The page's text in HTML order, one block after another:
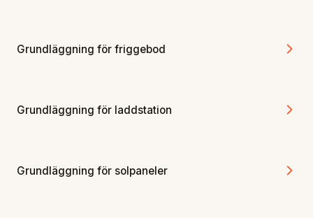
Grundläggning för friggebod
Grundläggning för laddstation
Grundläggning för solpaneler